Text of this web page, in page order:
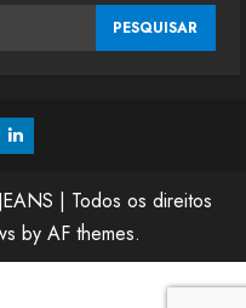
Linkedin
| Todos os direitos
by AF themes.